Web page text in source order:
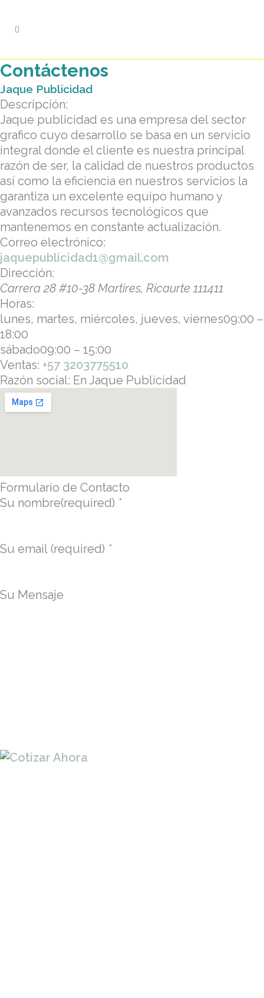
Contáctenos
Jaque Publicidad
Descripción:
Jaque publicidad es una empresa del sector
grafico cuyo desarrollo se basa en un servicio
integral donde el cliente es nuestra principal
razón de ser, la calidad de nuestros productos
así como la eficiencia en nuestros servicios la
garantiza un excelente equipo humano y
avanzados recursos tecnológicos que
mantenemos en constante actualización.
Correo electrónico:
jaquepublicidad1@gmail.com
Dirección:
Carrera 28 #10-38 Martires, Ricaurte 111411
Horas:
lunes, martes, miércoles, jueves, viernes09:00 –
18:00
sábado09:00 – 15:00
Ventas: +57 3203775510
Razón social: En Jaque Publicidad
Formulario de Contacto
Su nombre(required) *
Su email (required) *
Su Mensaje